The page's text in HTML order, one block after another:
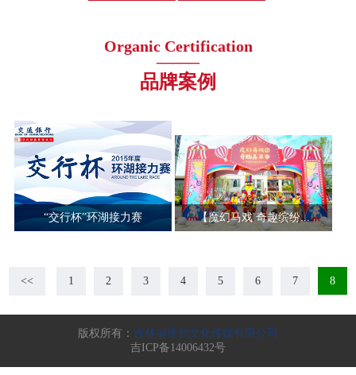
Organic Certification
——
品牌案例
“交行杯”环湖接力赛 【魔幻马戏 奇趣缤纷...
<< 1 2 3 4 5 6 7 8
版权所有： 吉林省唐韵文化传媒有限公司
吉ICP备14006432号